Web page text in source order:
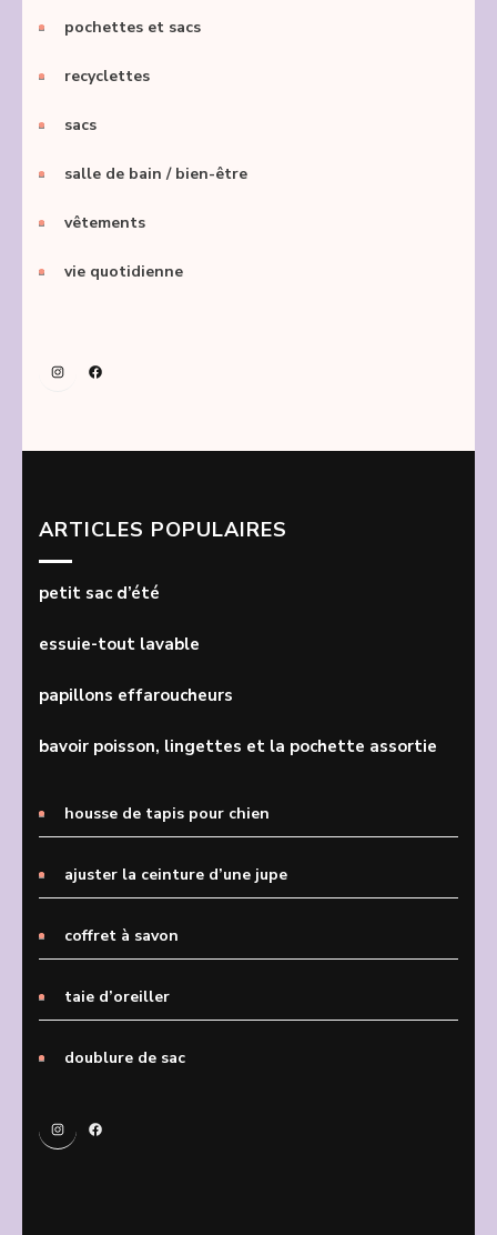
pochettes et sacs
recyclettes
sacs
salle de bain / bien-être
vêtements
vie quotidienne
InstagramFacebook
ARTICLES POPULAIRES
petit sac d’été
essuie-tout lavable
papillons effaroucheurs
bavoir poisson, lingettes et la pochette assortie
housse de tapis pour chien
ajuster la ceinture d’une jupe
coffret à savon
taie d’oreiller
doublure de sac
InstagramFacebook